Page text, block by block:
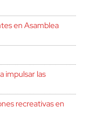
en Asamblea
impulsar las
recreativas en